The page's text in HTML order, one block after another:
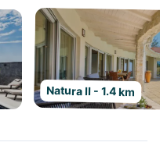
Natura II - 1.4 km